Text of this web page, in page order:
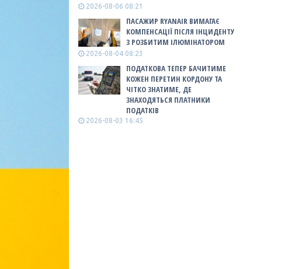
2026-08-06 08:21
ПАСАЖИР RYANAIR ВИМАГАЄ
КОМПЕНСАЦІЇ ПІСЛЯ ІНЦИДЕНТУ
З РОЗБИТИМ ІЛЮМІНАТОРОМ
2026-08-04 08:23
ПОДАТКОВА ТЕПЕР БАЧИТИМЕ
КОЖЕН ПЕРЕТИН КОРДОНУ ТА
ЧІТКО ЗНАТИМЕ, ДЕ
ЗНАХОДЯТЬСЯ ПЛАТНИКИ
ПОДАТКІВ
2026-08-03 16:45